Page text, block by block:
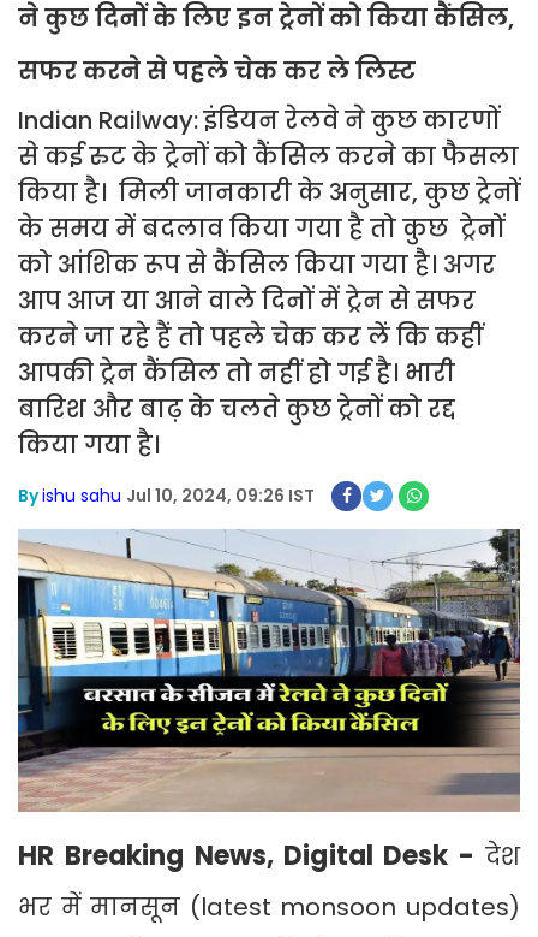
ने कुछ दिनों के लिए इन ट्रेनों को किया कैंसिल,
सफर करने से पहले चेक कर ले लिस्ट
Indian Railway: इंडियन रेलवे ने कुछ कारणों
से कई रुट के ट्रेनों को कैंसिल करने का फैसला
किया है। मिली जानकारी के अनुसार, कुछ ट्रेनों
के समय में बदलाव किया गया है तो कुछ ट्रेनों
को आंशिक रूप से कैंसिल किया गया है। अगर
आप आज या आने वाले दिनों में ट्रेन से सफर
करने जा रहे हैं तो पहले चेक कर लें कि कहीं
आपकी ट्रेन कैंसिल तो नहीं हो गई है। भारी
बारिश और बाढ़ के चलते कुछ ट्रेनों को रद्द
किया गया है।
Byishu sahu Jul 10, 2024, 09:26 IST
HR Breaking News, Digital Desk - देश
भर में मानसून (latest monsoon updates)